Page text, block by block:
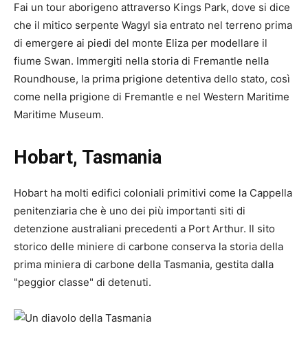
Fai un tour aborigeno attraverso Kings Park, dove si dice
che il mitico serpente Wagyl sia entrato nel terreno prima
di emergere ai piedi del monte Eliza per modellare il
fiume Swan. Immergiti nella storia di Fremantle nella
Roundhouse, la prima prigione detentiva dello stato, così
come nella prigione di Fremantle e nel Western Maritime
Maritime Museum.
Hobart, Tasmania
Hobart ha molti edifici coloniali primitivi come la Cappella
penitenziaria che è uno dei più importanti siti di
detenzione australiani precedenti a Port Arthur. Il sito
storico delle miniere di carbone conserva la storia della
prima miniera di carbone della Tasmania, gestita dalla
"peggior classe" di detenuti.